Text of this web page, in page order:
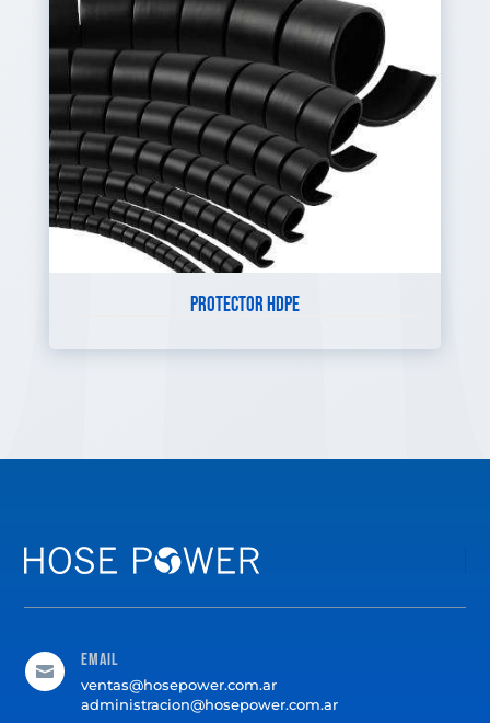
PROTECTOR HDPE

Email
ventas@hosepower.com.ar
administracion@hosepower.com.ar